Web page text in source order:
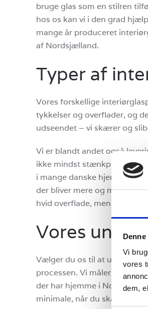
Vi
vores
dem,
bruge glas som en stilren
hos os kan vi i den grad
mange år produceret
af Nordsjælland.
Typer af
Vores forskellige
tykkelser og overflader, og
udseendet – vi skærer og
Vi er blandt andet også
ikke mindst stænkplader til
i mange danske hjem de
der bliver mere og mere
hvid overflade, men kan
Vores
Vælger du os til at udføre dit
processen. Vi måler op,
der har hjemme i
minimale, når du skal have